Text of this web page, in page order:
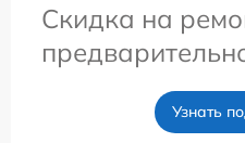
Скидка на
Узнать